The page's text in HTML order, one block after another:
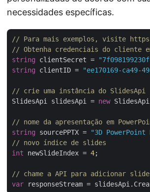
necessidades específicas.
// Para mais exemplos, visite
// Obtenha credenciais do cliente
string clientSecret =
string clientID = "ee170169-ca49-
// crie uma instância do SlidesApi
SlidesApi slidesApi = new
// nome da apresentação em
string sourcePPTX =
"3D
// novo índice de slides
int newSlideIndex = 4;
// chame a API para adicionar slide
var responseStream =